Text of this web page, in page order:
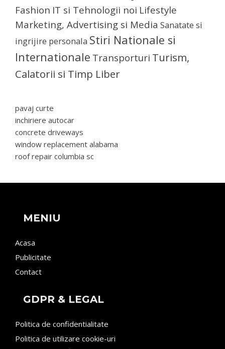
Fashion IT si Tehnologii noi Lifestyle
Marketing, Advertising si Media Sanatate si
ingrijire personala Stiri Nationale si
Internationale Transporturi Turism,
Calatorii si Timp Liber
pavaj curte
inchiriere autocar
concrete driveways
window replacement alabama
roof repair columbia sc
MENIU
Acasa
Publicitate
Contact
GDPR & LEGAL
Politica de confidentialitate
Politica de utilizare cookie-uri